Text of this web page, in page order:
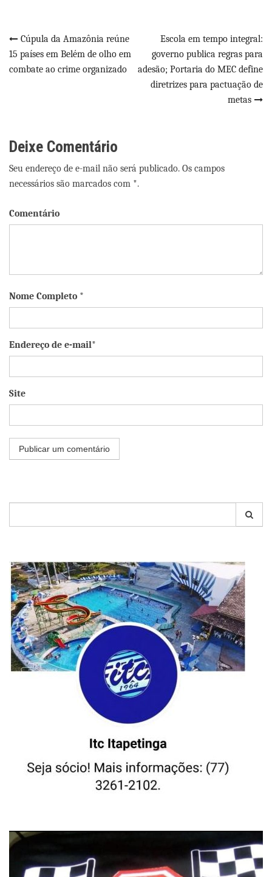
Navegação
de
Cúpula da Amazônia reúne
15 países em Belém de olho em
combate ao crime organizado
Escola em tempo integral:
governo publica regras para
adesão; Portaria do MEC define
diretrizes para pactuação de
metas
Deixe Comentário
Seu endereço de e-mail não será publicado. Os campos
necessários são marcados com *.
Comentário
Nome Completo *
Endereço de e-mail*
Site
por: